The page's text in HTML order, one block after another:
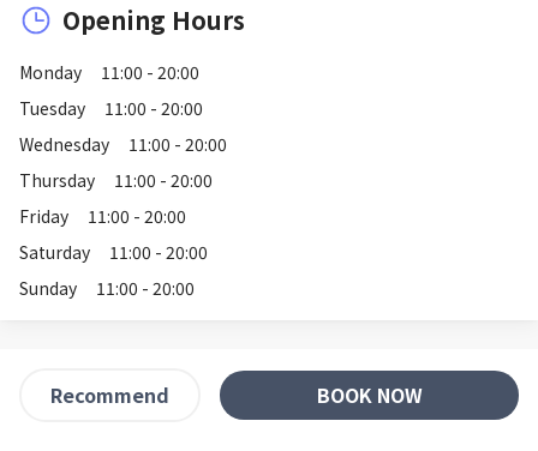
Opening Hours
Monday
11:00 - 20:00
Tuesday
11:00 - 20:00
Wednesday
11:00 - 20:00
Thursday
11:00 - 20:00
Friday
11:00 - 20:00
Saturday
11:00 - 20:00
Sunday
11:00 - 20:00
Recommend BOOK NOW